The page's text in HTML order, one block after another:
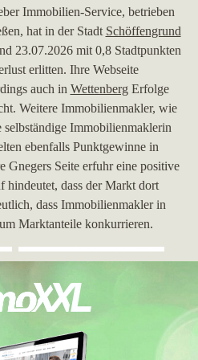
Immobilien-Service, betrieben
hat in der Stadt Schöffengrund
23.07.2026 mit 0,8 Stadtpunkten
erlitten. Ihre Webseite
auch in WettenbergErfolge
Weitere Immobilienmakler, wie
Immobilienmaklerin
ebenfalls Punktgewinne in
Gnegers Seite erfuhr eine positive
hindeutet, dass der Markt dort
dass Immobilienmakler in
Marktanteile konkurrieren.